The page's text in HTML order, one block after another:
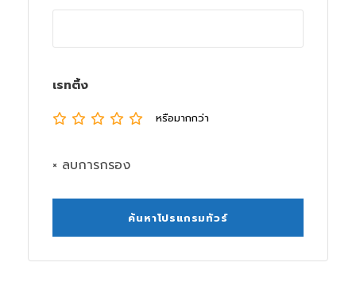
เรทติ้ง
หรือมากกว่า
× ลบการกรอง